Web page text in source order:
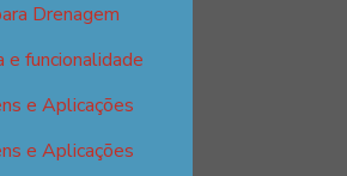
Drenagem
e funcionalidade
e Aplicações
e Aplicações